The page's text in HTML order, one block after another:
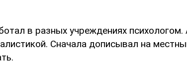
в разных учреждениях
Сначала дописывал на